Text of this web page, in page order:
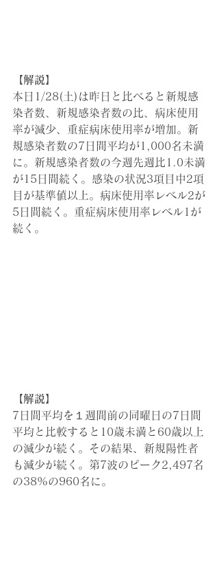
【解説】
本日1/28(土)は昨日と比べると新規感
染者数、新規感染者数の比、病床使用
率が減少、重症病床使用率が増加。新
規感染者数の7日間平均が1,000名未満
に。新規感染者数の今週先週比1.0未満
が15日間続く。感染の状況3項目中2項
目が基準値以上。病床使用率レベル2が
5日間続く。重症病床使用率レベル1が
続く。
【解説】
7日間平均を１週間前の同曜日の7日間
平均と比較すると10歳未満と60歳以上
の減少が続く。その結果、新規陽性者
も減少が続く。第7波のピーク2,497名
の38%の960名に。